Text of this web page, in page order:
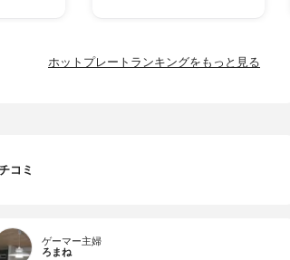
ホットプレートランキングをもっと見る
コミ
ゲーマー主婦
ろまね